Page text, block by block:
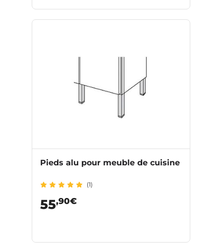
Pieds alu pour meuble de cuisine
(1)
55,90€